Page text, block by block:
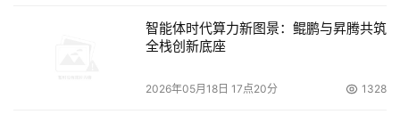
智能体时代算力新图景：鲲鹏与昇腾共筑
全栈创新底座
2026年05月18日 17点20分 1328